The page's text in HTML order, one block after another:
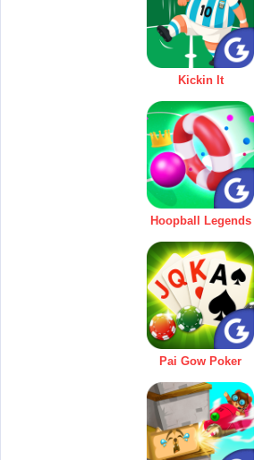
Kickin It
Hoopball Legends
Pai Gow Poker